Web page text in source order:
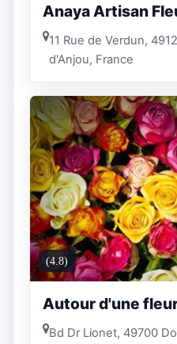
Anaya Artisan
11 Rue de Verdun,
d'Anjou, France
(4.8)
Autour d'une
Bd Dr Lionet, 49700